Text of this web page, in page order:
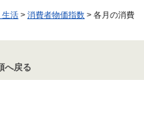
生活 > 消費者物価指数 > 各月の消費
へ戻る